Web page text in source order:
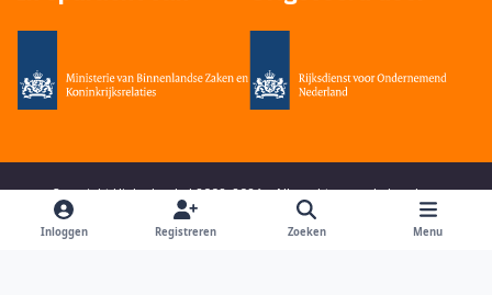
Copyright Higherlevel.nl 2002-2026 - Alle rechten voorbehouden -
Privacy statement
- Powered by &DoReply
en bedacht door
Inloggen Registreren Zoeken Menu